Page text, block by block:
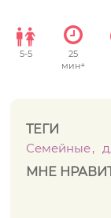
5-5
25
мин+
ТЕГИ
Семейные
МНЕ